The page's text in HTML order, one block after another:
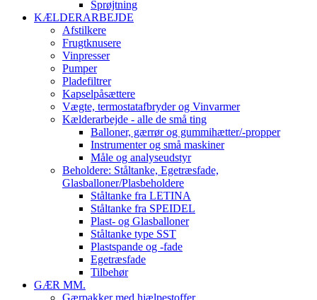
Sprøjtning
KÆLDERARBEJDE
Afstilkere
Frugtknusere
Vinpresser
Pumper
Pladefiltrer
Kapselpåsættere
Vægte, termostatafbryder og Vinvarmer
Kælderarbejde - alle de små ting
Balloner, gærrør og gummihætter/-propper
Instrumenter og små maskiner
Måle og analyseudstyr
Beholdere: Ståltanke, Egetræsfade,
Glasballoner/Plasbeholdere
Ståltanke fra LETINA
Ståltanke fra SPEIDEL
Plast- og Glasballoner
Ståltanke type SST
Plastspande og -fade
Egetræsfade
Tilbehør
GÆR MM.
Gærpakker med hjælpestoffer